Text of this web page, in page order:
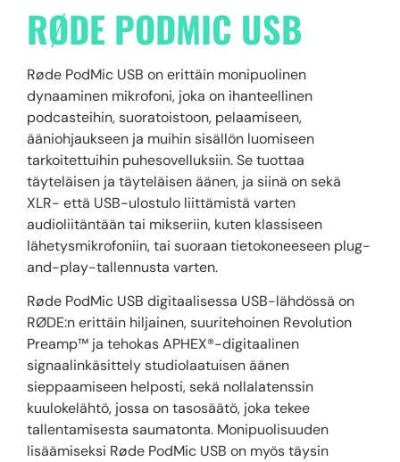
RØDE PODMIC USB
Røde PodMic USB on erittäin monipuolinen
dynaaminen mikrofoni, joka on ihanteellinen
podcasteihin, suoratoistoon, pelaamiseen,
ääniohjaukseen ja muihin sisällön luomiseen
tarkoitettuihin puhesovelluksiin. Se tuottaa
täyteläisen ja täyteläisen äänen, ja siinä on sekä
XLR- että USB-ulostulo liittämistä varten
audioliitäntään tai mikseriin, kuten klassiseen
lähetysmikrofoniin, tai suoraan tietokoneeseen plug-
and-play-tallennusta varten.
Røde PodMic USB digitaalisessa USB-lähdössä on
RØDE:n erittäin hiljainen, suuritehoinen Revolution
Preamp™ ja tehokas APHEX®-digitaalinen
signaalinkäsittely studiolaatuisen äänen
sieppaamiseen helposti, sekä nollalatenssin
kuulokelähtö, jossa on tasosäätö, joka tekee
tallentamisesta saumatonta. Monipuolisuuden
lisäämiseksi Røde PodMic USB on myös täysin